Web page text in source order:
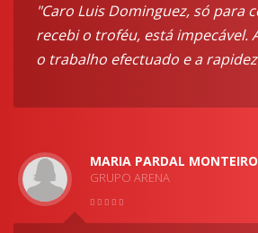
"Caro Luis Dominguez, só para
recebi o troféu, está impecável.
o trabalho efectuado e a
MARIA PARDAL MONTEIRO
GRUPO ARENA